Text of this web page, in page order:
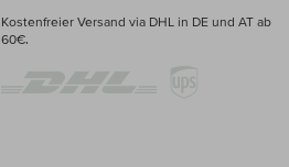
Kostenfreier Versand via DHL in DE und AT ab
60€.